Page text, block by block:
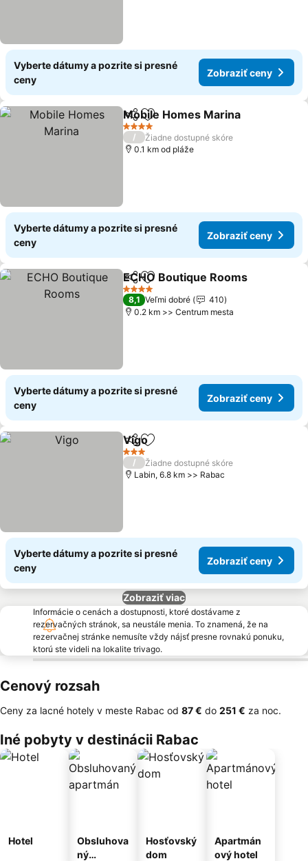
Vyberte dátumy a pozrite si presné
ceny
Zobraziť ceny
ZdieľaťPridať do obľúbených
Mobile Homes Marina
4 Počet hviezdičiek
/
Žiadne dostupné skóre
0.1 km od pláže
Vyberte dátumy a pozrite si presné
ceny
Zobraziť ceny
ZdieľaťPridať do obľúbených
ECHO Boutique Rooms
4 Počet hviezdičiek
8,1 Veľmi dobré
410
0.2 km >> Centrum mesta
Vyberte dátumy a pozrite si presné
ceny
Zobraziť ceny
ZdieľaťPridať do obľúbených
Vigo
3 Počet hviezdičiek
/
Žiadne dostupné skóre
Labin, 6.8 km >> Rabac
Vyberte dátumy a pozrite si presné
ceny
Zobraziť ceny
Zobraziť viac
Informácie o cenách a dostupnosti, ktoré dostávame z
rezervačných stránok, sa neustále menia. To znamená, že na
rezervačnej stránke nemusíte vždy nájsť presne rovnakú ponuku,
ktorú ste videli na lokalite trivago.
Cenový rozsah
Ceny za lacné hotely v meste Rabac od ‎87 € do ‎251 € za noc.
Iné pobyty v destinácii Rabac
Hotel
Obsluhova
ný
Hosťovský
dom
Apartmán
ový hotel